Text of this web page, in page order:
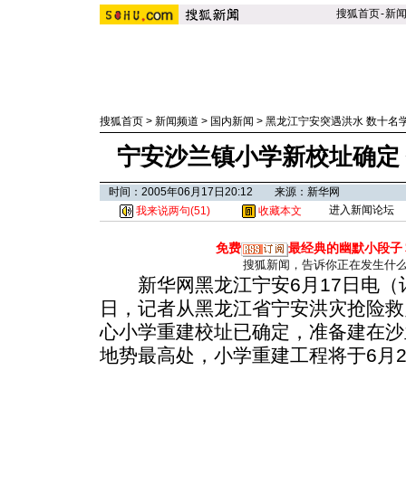
搜狐首页-新闻
搜狐首页 > 新闻频道 > 国内新闻 > 黑龙江宁安突遇洪水 数十名
宁安沙兰镇小学新校址确
时间：2005年06月17日20:12 来源：新华网
我来说两句(51) 收藏本文 进入新闻论坛
免费 最经典的幽默小段子
搜狐新闻，告诉你正在发生什
新华网黑龙江宁安6月17日电（
日，记者从黑龙江省宁安洪灾抢险
心小学重建校址已确定，准备建在
地势最高处，小学重建工程将于6月